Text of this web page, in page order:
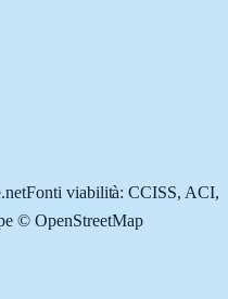
Fonti viabilità: CCISS, ACI,
© OpenStreetMap